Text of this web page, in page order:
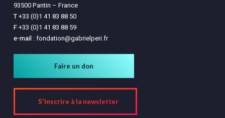
93500 Pantin – France
T+33 (0)1 41 83 88 50
F+33 (0)1 41 83 88 59
e-mail : fondation@gabrielperi.fr
Faire un don
S'inscrire à la newsletter